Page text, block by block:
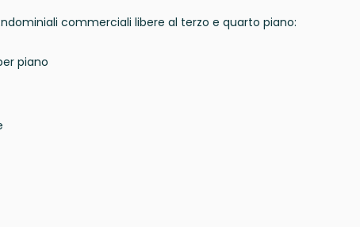
commerciali libere al terzo e quarto piano:
piano